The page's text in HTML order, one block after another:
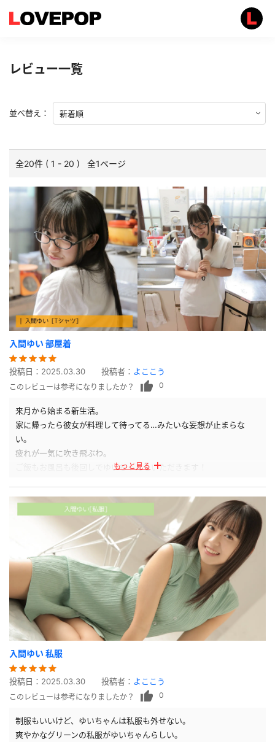
レビュー一覧
並べ替え：
全20件 ( 1 - 20 ) 全1ページ
入間ゆい 部屋着
投稿日： 2025.03.30 投稿者： よここう
このレビューは参考になりましたか？ 0
来月から始まる新生活。
家に帰ったら彼女が料理して待ってる…みたいな妄想が止まらな
い。
疲れが一気に吹き飛ぶわ。
ご飯もお風呂も後回しでゆいちゃんをいただきます！
もっと見る
入間ゆい 私服
投稿日： 2025.03.30 投稿者： よここう
このレビューは参考になりましたか？ 0
制服もいいけど、ゆいちゃんは私服も外せない。
爽やかなグリーンの私服がゆいちゃんらしい。